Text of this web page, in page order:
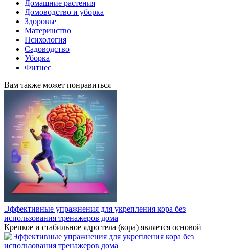
Домашние растения
Домоводство и уборка
Здоровье
Материнство
Психология
Садоводство
Уборка
Фитнес
Вам также может понравиться
Эффективные упражнения для укрепления кора без
использования тренажеров дома
Крепкое и стабильное ядро тела (кора) является основой